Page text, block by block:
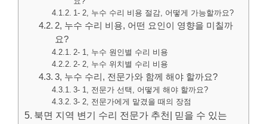
1- 2, 누수 수리 비용 절감, 어떻게 가능할까요?
2, 누수 수리 비용, 어떤 요인이 영향을 미칠까
요?
2- 1, 누수 원인별 수리 비용
2- 2, 누수 위치별 수리 비용
3, 누수 수리, 전문가와 함께 해야 할까요?
3- 1, 전문가 선택, 어떻게 해야 할까요?
3- 2, 전문가에게 맡겼을 때의 장점
북면 지역 변기 수리 전문가 추천| 믿을 수 있는